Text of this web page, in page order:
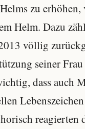
zu
Helm. Dazu
völlig
seiner
dass auch
reagierten